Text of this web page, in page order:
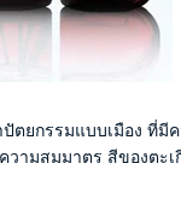
ยกรรมแบบเมือง ที่มี
ามสมมาตร สีของตะ